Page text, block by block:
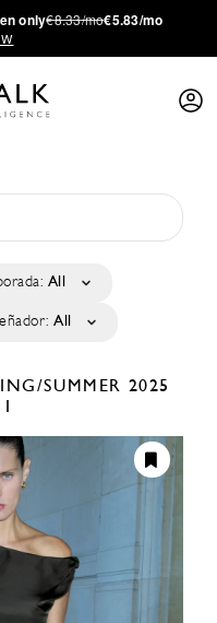
only€8.33/mo€5.83/mo
All
All
SUMMER 2025